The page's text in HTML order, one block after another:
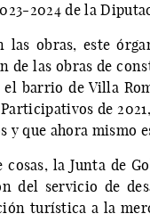
2024 de la
las obras, este
de las obras de
el barrio de Villa
de
y que ahora mismo
la Junta de
del servicio de
turística a la